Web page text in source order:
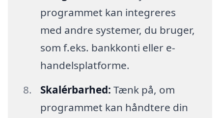
programmet kan integreres
med andre systemer, du bruger,
som f.eks. bankkonti eller e-
handelsplatforme.
Skalérbarhed: Tænk på, om
programmet kan håndtere din